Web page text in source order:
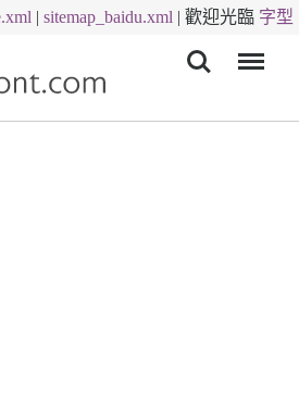
| sitemap_baidu.xml | 歡迎光臨 字型